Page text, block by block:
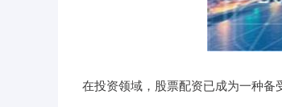
在投资领域，股票配资已成为一种备